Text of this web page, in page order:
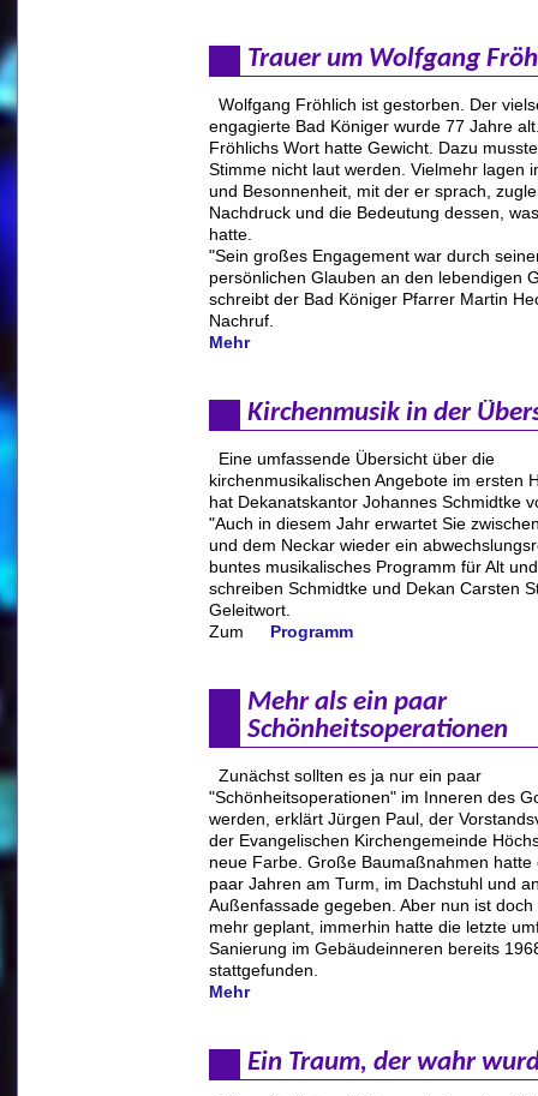
Trauer um Wolfgang
Wolfgang Fröhlich ist gestorben. Der
engagierte Bad Königer wurde 77 Jahre
Fröhlichs Wort hatte Gewicht. Dazu
Stimme nicht laut werden. Vielmehr lagen
und Besonnenheit, mit der er sprach,
Nachdruck und die Bedeutung dessen,
hatte.
"Sein großes Engagement war durch
persönlichen Glauben an den lebendigen
schreibt der Bad Königer Pfarrer Martin
Nachruf.
Mehr
Kirchenmusik in der
Eine umfassende Übersicht über die
kirchenmusikalischen Angebote im ersten
hat Dekanatskantor Johannes Schmidtke
"Auch in diesem Jahr erwartet Sie
und dem Neckar wieder ein
buntes musikalisches Programm für Alt
schreiben Schmidtke und Dekan Carsten
Geleitwort.
Zum
Programm
Mehr als ein paar
Schönheitsoperationen
Zunächst sollten es ja nur ein paar
"Schönheitsoperationen" im Inneren des
werden, erklärt Jürgen Paul, der
der Evangelischen Kirchengemeinde
neue Farbe. Große Baumaßnahmen hatte
paar Jahren am Turm, im Dachstuhl und
Außenfassade gegeben. Aber nun ist
mehr geplant, immerhin hatte die letzte
Sanierung im Gebäudeinneren bereits
stattgefunden.
Mehr
Ein Traum, der wahr